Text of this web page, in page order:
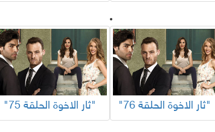
مواهب ومسابقات برامج تلفزيون
"ثار الاخوة الحلقة 76" "ثار الاخوة الحلقة 75"